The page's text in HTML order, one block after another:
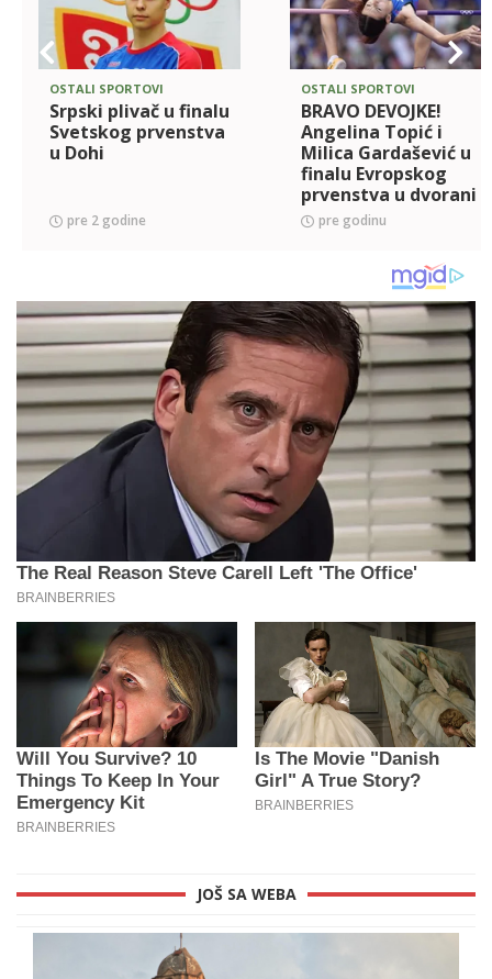
OSTALI SPORTOVI
Srpski plivač u finalu
Svetskog prvenstva
u Dohi
pre 2 godine
OSTALI SPORTOVI
BRAVO DEVOJKE!
Angelina Topić i
Milica Gardašević u
finalu Evropskog
prvenstva u dvorani
pre godinu
JOŠ SA WEBA